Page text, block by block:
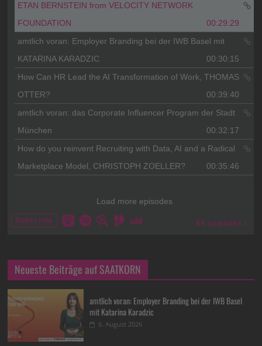
Neueste Beiträge auf SAATKORN
amtlich voran: Employer Branding bei der IWB Basel
mit Katarina Karadzic
6. August 2026